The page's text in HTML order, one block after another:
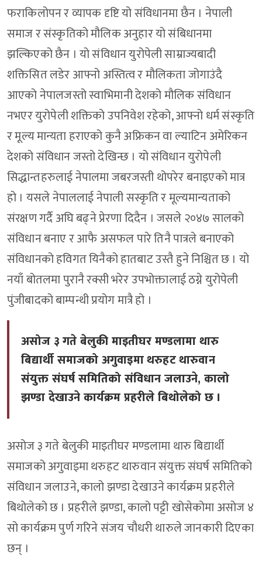
फराकिलोपन र व्यापक दृष्टि यो संविधानमा छैन । नेपाली
समाज र संस्कृतिको मौलिक अनुहार यो संबिधानमा
झल्किएको छैन । यो संविधान युरोपेली साम्राज्यबादी
शक्तिसित लडेर आफ्नो अस्तित्व र मौलिकता जोगाउंदै
आएको नेपालजस्तो स्वाभिमानी देशको मौलिक संविधान
नभएर युरोपेली शक्तिको उपनिवेश रहेको, आफ्नो धर्म संस्कृति
र मूल्य मान्यता हराएको कुनै अफ्रिकन वा ल्याटिन अमेरिकन
देशको संविधान जस्तो देखिन्छ । यो संविधान युरोपेली
सिद्धान्तहरुलाई नेपालमा जबरजस्ती थोपरेर बनाइएको मात्र
हो । यसले नेपाललाई नेपाली सस्कृति र मूल्यमान्यताको
संरक्षण गर्दै अघि बढ्ने प्रेरणा दिदैन । जसले २०४७ सालको
संविधान बनाए र आफै असफल पारे तिनै पात्रले बनाएको
संविधानको हविगत यिनैको हातबाट उस्तै हुने निश्चित छ । यो
नयाँ बोतलमा पुरानै रक्सी भरेर उपभोक्तालाई ठग्ने युरोपेली
पुंजीबादको बाम्पन्थी प्रयोग मात्रै हो ।
असोज ३ गते बेलुकी माइतीघर मण्डलामा थारु
बिद्यार्थी समाजको अगुवाइमा थरुहट थारुवान
संयुक्त संघर्ष समितिको संविधान जलाउने, कालो
झण्डा देखाउने कार्यक्रम प्रहरीले बिथोलेको छ ।
असोज ३ गते बेलुकी माइतीघर मण्डलामा थारु बिद्यार्थी
समाजको अगुवाइमा थरुहट थारुवान संयुक्त संघर्ष समितिको
संविधान जलाउने, कालो झण्डा देखाउने कार्यक्रम प्रहरीले
बिथोलेको छ । प्रहरीले झण्डा, कालो पट्टी खोसेकोमा असोज ४
सो कार्यक्रम पुर्ण गरिने संजय चौधरी थारुले जानकारी दिएका
छन् ।